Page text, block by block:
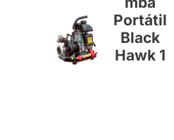
Portátil
Black
Hawk 1